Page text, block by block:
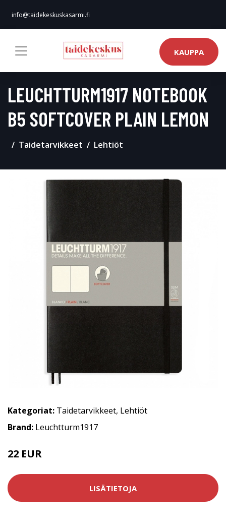
info@taidekeskuskasarmi.fi
KAUPPA
LEUCHTTURM1917 NOTEBOOK
B5 SOFTCOVER PLAIN LEMON
Taidetarvikkeet Lehtiöt
Kategoriat: Taidetarvikkeet, Lehtiöt
Brand: Leuchtturm1917
22 EUR
LISÄTIETOJA